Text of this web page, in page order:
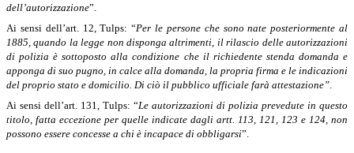
dell’autorizzazione”.
Ai sensi dell’art. 12, Tulps: “Per le persone che sono nate posteriormente al
1885, quando la legge non disponga altrimenti, il rilascio delle autorizzazioni
di polizia è sottoposto alla condizione che il richiedente stenda domanda e
apponga di suo pugno, in calce alla domanda, la propria firma e le indicazioni
del proprio stato e domicilio. Di ciò il pubblico ufficiale farà attestazione”
Ai sensi dell’art. 131, Tulps: “Le autorizzazioni di polizia prevedute in questo
titolo, fatta eccezione per quelle indicate dagli artt. 113, 121, 123 e 124, non
possono essere concesse a chi è incapace di obbligarsi”.